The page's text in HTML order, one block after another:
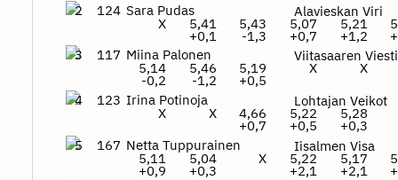
2
124 Sara Pudas Alavieskan Viri
X 5,41
+0,1
5,43
-1,3
5,07
+0,7
5,21
+1,2
3
117 Miina Palonen Viitasaaren Viesti
5,14
-0,2
5,46
-1,2
5,19
+0,5
X
X
4
123 Irina Potinoja Lohtajan Veikot
X X 4,66
+0,7
5,22
+0,5
5,28
+0,3
5
167 Netta Tuppurainen Iisalmen Visa
5,11
+0,9
5,04
+0,3
X 5,22
+2,1
5,17
+2,1